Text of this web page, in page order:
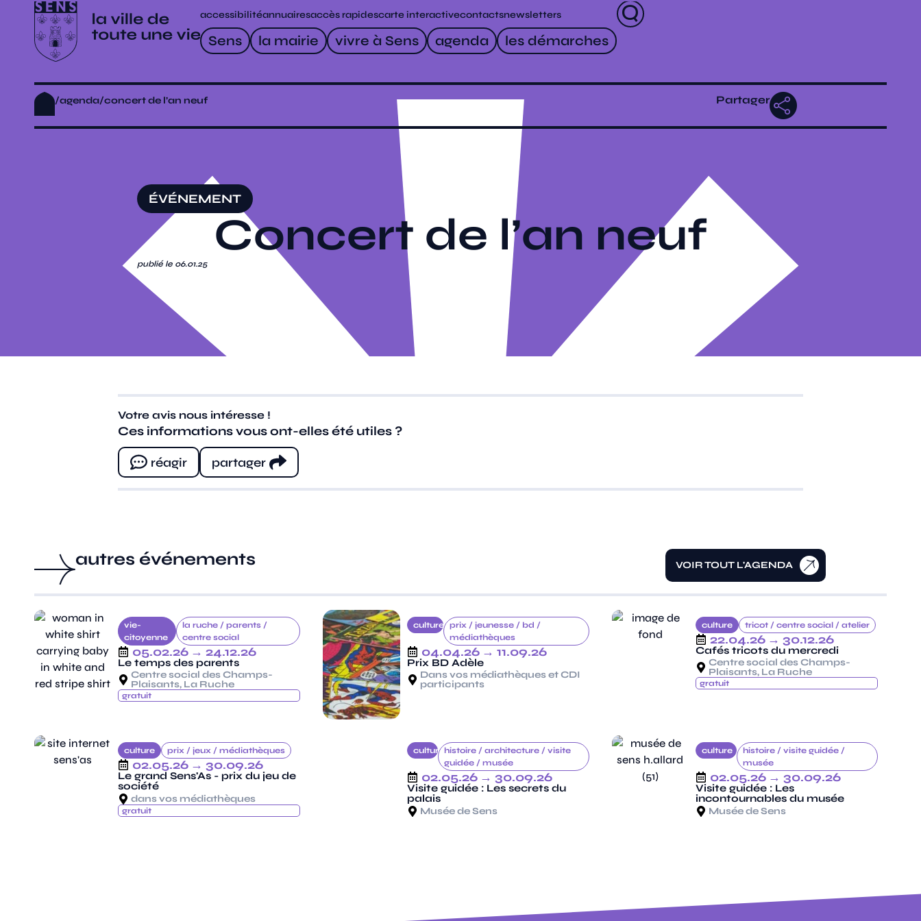
Sens la mairie vivre à Sens agenda les démarches
accessibilitéannuairesaccès rapidescarte interactivecontactsnewsletters
/agenda/concert de l’an neuf Partager
ÉVÉNEMENT
Concert de l’an neuf
publié le 06.01.25
Votre avis nous intéresse !
Ces informations vous ont-elles été utiles ?
réagir partager
autres événements VOIR TOUT L'AGENDA
vie-
citoyenne
la ruche /parents /
centre social
05.02.26 → 24.12.26
Le temps des parents
Centre social des Champs-
Plaisants, La Ruche
gratuit
culture prix /jeunesse / bd /
médiathèques
04.04.26 → 11.09.26
Prix BD Adèle
Dans vos médiathèques et CDI
participants
culture tricot /centre social /atelier
22.04.26 → 30.12.26
Cafés tricots du mercredi
Centre social des Champs-
Plaisants, La Ruche
gratuit
culture prix /jeux /médiathèques
02.05.26 → 30.09.26
Le grand Sens'As - prix du jeu de
société
dans vos médiathèques
gratuit
culture histoire /architecture /visite
guidée /musée
02.05.26 → 30.09.26
Visite guidée : Les secrets du
palais
Musée de Sens
culture histoire /visite guidée /
musée
02.05.26 → 30.09.26
Visite guidée : Les
incontournables du musée
Musée de Sens